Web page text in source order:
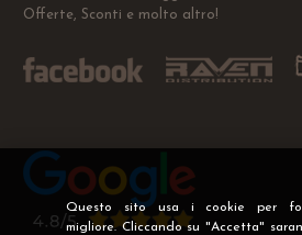
Questo sito usa i cookie per
migliore. Cliccando su "Accetta"
Offerte, Sconti e molto altro!